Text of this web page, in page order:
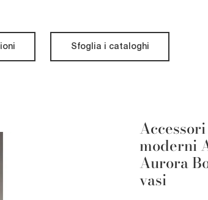
Sfoglia i cataloghi
moderni
Aurora
vasi